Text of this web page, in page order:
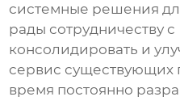
системные решения
рады сотрудничеству
консолидировать и
сервис существующих
время постоянно